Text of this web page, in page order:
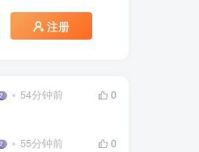
注册
54分钟前
0
55分钟前
0